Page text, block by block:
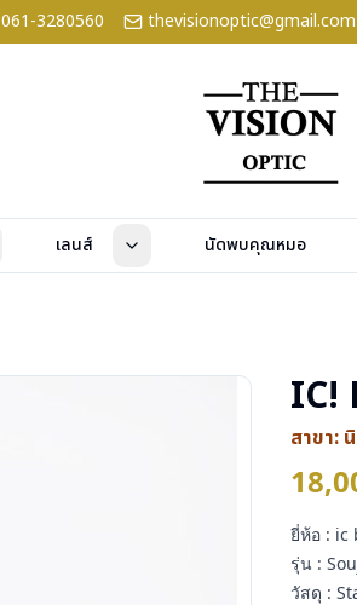
061-3280560 thevisionoptic@gmail.com
เลนส์ นัดพบคุณหมอ
IC!
สาขา:
ยี่ห้อ : ic
รุ่น :
วัสดุ :